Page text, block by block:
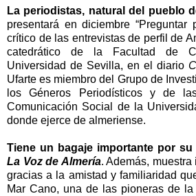
La periodistas, natural del pueblo
presentará en diciembre “Preguntar
crítico de las entrevistas de perfil de
catedrático de la Facultad de
Universidad de Sevilla, en el diario
Ufarte es miembro del Grupo de
los Géneros Periodísticos y de
Comunicación Social de la
donde ejerce de almeriense.
Tiene un bagaje importante por
La Voz de Almería. Además,
gracias a la amistad y familiaridad
Mar Cano, una de las pioneras de